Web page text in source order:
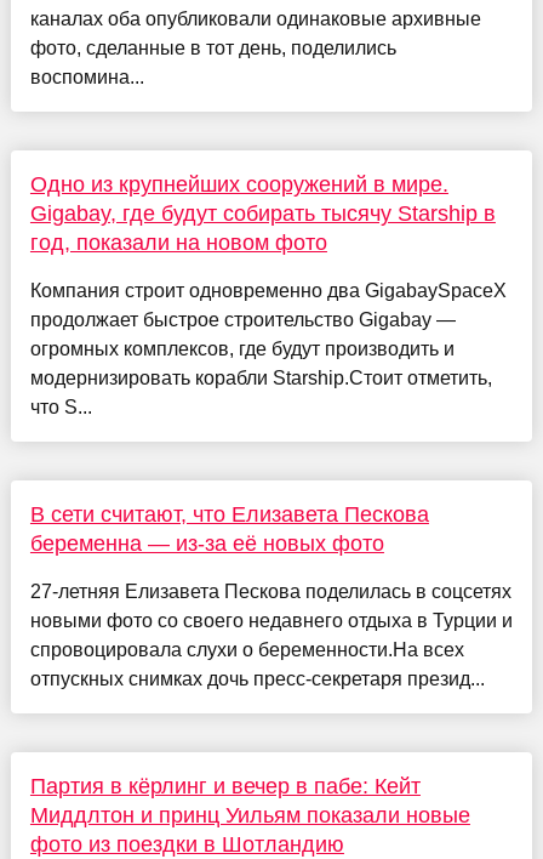
каналах оба опубликовали одинаковые архивные
фото, сделанные в тот день, поделились
воспомина...
Одно из крупнейших сооружений в мире.
Gigabay, где будут собирать тысячу Starship в
год, показали на новом фото
Компания строит одновременно два GigabaySpaceX
продолжает быстрое строительство Gigabay —
огромных комплексов, где будут производить и
модернизировать корабли Starship.Стоит отметить,
что S...
В сети считают, что Елизавета Пескова
беременна — из-за её новых фото
27-летняя Елизавета Пескова поделилась в соцсетях
новыми фото со своего недавнего отдыха в Турции и
спровоцировала слухи о беременности.На всех
отпускных снимках дочь пресс-секретаря презид...
Партия в кёрлинг и вечер в пабе: Кейт
Миддлтон и принц Уильям показали новые
фото из поездки в Шотландию